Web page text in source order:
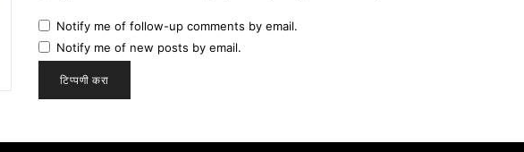
Notify me of follow-up comments by email.
Notify me of new posts by email.